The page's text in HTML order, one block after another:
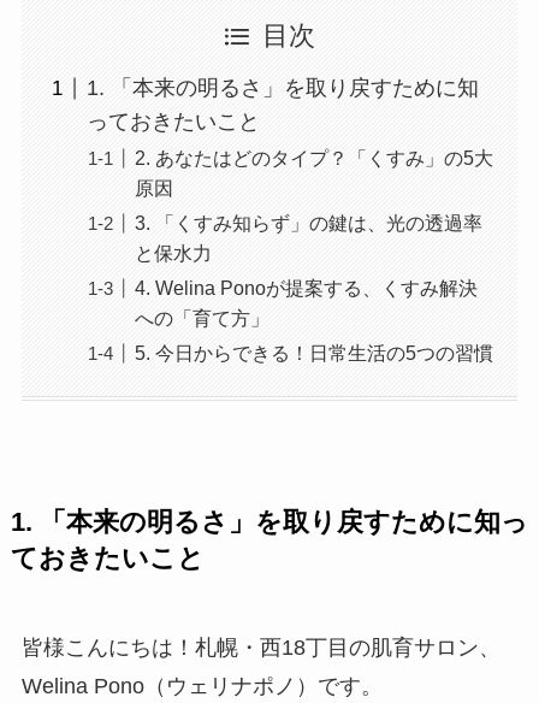
目次
1. 「本来の明るさ」を取り戻すために知
っておきたいこと
2. あなたはどのタイプ？「くすみ」の5大
原因
3. 「くすみ知らず」の鍵は、光の透過率
と保水力
4. Welina Ponoが提案する、くすみ解決
への「育て方」
5. 今日からできる！日常生活の5つの習慣
1. 「本来の明るさ」を取り戻すために知っ
ておきたいこと
皆様こんにちは！札幌・西18丁目の肌育サロン、
Welina Pono（ウェリナポノ）です。